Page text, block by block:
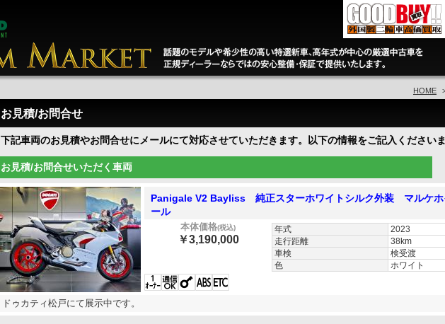
HOME
お見積/お問合せ
下記車両のお見積やお問合せにメールにて対応させていただきます。以下の情報をご記入くださいま
お見積/お問合せいただく車両
Panigale V2 Bayliss 純正スターホワイトシルク外装 マルケホ
ール
本体価格(税込)
￥3,190,000
年式
2023
走行距離
38km
車検
検受渡
色
ホワイト
ドゥカティ松戸にて展示中です。